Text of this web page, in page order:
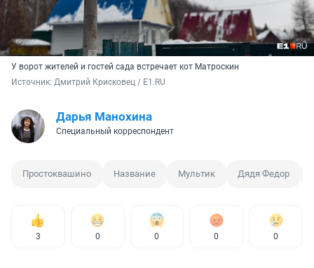
У ворот жителей и гостей сада встречает кот Матроскин
Источник: Дмитрий Крисковец / E1.RU
Дарья Манохина
Специальный корреспондент
Простоквашино Название Мультик Дядя Федор
3 0 0 0 0